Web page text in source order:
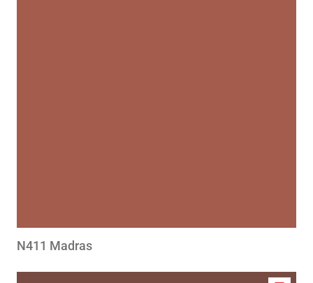
N411 Madras